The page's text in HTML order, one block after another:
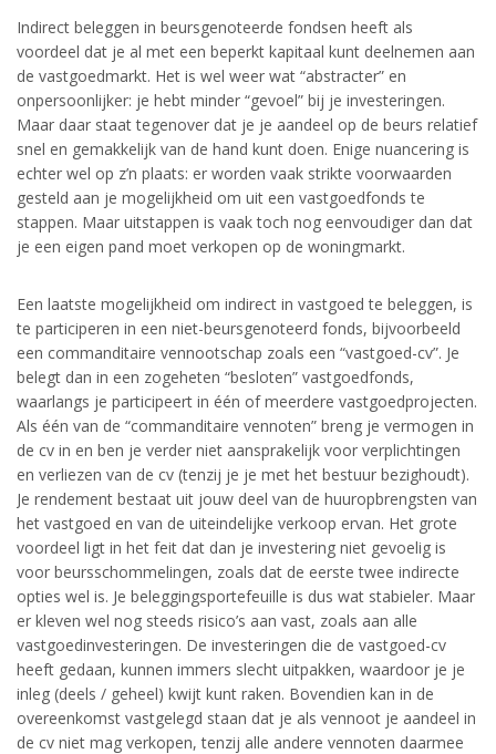
Indirect beleggen in beursgenoteerde fondsen heeft als
voordeel dat je al met een beperkt kapitaal kunt deelnemen aan
de vastgoedmarkt. Het is wel weer wat “abstracter” en
onpersoonlijker: je hebt minder “gevoel” bij je investeringen.
Maar daar staat tegenover dat je je aandeel op de beurs relatief
snel en gemakkelijk van de hand kunt doen. Enige nuancering is
echter wel op z’n plaats: er worden vaak strikte voorwaarden
gesteld aan je mogelijkheid om uit een vastgoedfonds te
stappen. Maar uitstappen is vaak toch nog eenvoudiger dan dat
je een eigen pand moet verkopen op de woningmarkt.
Een laatste mogelijkheid om indirect in vastgoed te beleggen, is
te participeren in een niet-beursgenoteerd fonds, bijvoorbeeld
een commanditaire vennootschap zoals een “vastgoed-cv”. Je
belegt dan in een zogeheten “besloten” vastgoedfonds,
waarlangs je participeert in één of meerdere vastgoedprojecten.
Als één van de “commanditaire vennoten” breng je vermogen in
de cv in en ben je verder niet aansprakelijk voor verplichtingen
en verliezen van de cv (tenzij je je met het bestuur bezighoudt).
Je rendement bestaat uit jouw deel van de huuropbrengsten van
het vastgoed en van de uiteindelijke verkoop ervan. Het grote
voordeel ligt in het feit dat dan je investering niet gevoelig is
voor beursschommelingen, zoals dat de eerste twee indirecte
opties wel is. Je beleggingsportefeuille is dus wat stabieler. Maar
er kleven wel nog steeds risico’s aan vast, zoals aan alle
vastgoedinvesteringen. De investeringen die de vastgoed-cv
heeft gedaan, kunnen immers slecht uitpakken, waardoor je je
inleg (deels / geheel) kwijt kunt raken. Bovendien kan in de
overeenkomst vastgelegd staan dat je als vennoot je aandeel in
de cv niet mag verkopen, tenzij alle andere vennoten daarmee